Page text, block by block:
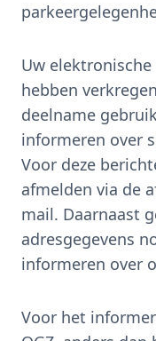
Uw
hebben
deelname
informeren over
Voor deze
afmelden via de
mail. Daarnaast
adresgegevens
informeren over
Voor het